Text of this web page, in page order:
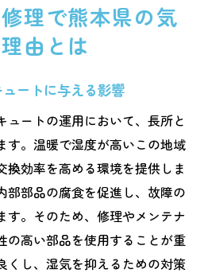
理で熊本県の気
由とは
ートに与える影響
ュートの運用において、長所と
す。温暖で湿度が高いこの地域
換効率を高める環境を提供しま
部部品の腐食を促進し、故障の
す。そのため、修理やメンテナ
の高い部品を使用することが重
くし、湿気を抑えるための対策